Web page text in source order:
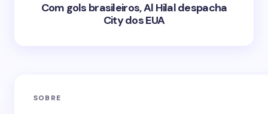
Com gols brasileiros, Al Hilal despacha
City dos EUA
SOBRE